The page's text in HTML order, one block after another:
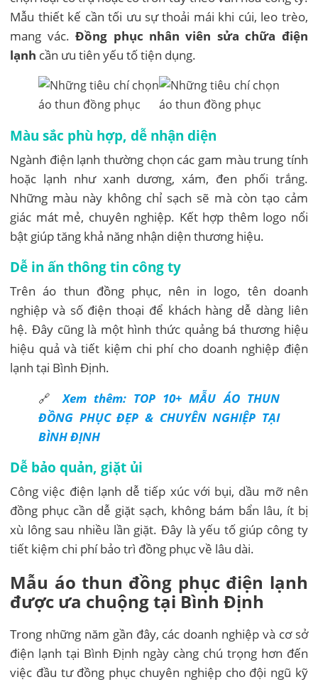
Mẫu thiết kế cần tối ưu sự thoải mái khi cúi, leo trèo,
mang vác.Đồng phục nhân viên sửa chữa điện
lạnh cần ưu tiên yếu tố tiện dụng.
Màu sắc phù hợp, dễ nhận diện
Ngành điện lạnh thường chọn các gam màu trung tính
hoặc lạnh như xanh dương, xám, đen phối trắng.
Những màu này không chỉ sạch sẽ mà còn tạo cảm
giác mát mẻ, chuyên nghiệp. Kết hợp thêm logo nổi
bật giúp tăng khả năng nhận diện thương hiệu.
Dễ in ấn thông tin công ty
Trên áo thun đồng phục, nên in logo, tên doanh
nghiệp và số điện thoại để khách hàng dễ dàng liên
hệ. Đây cũng là một hình thức quảng bá thương hiệu
hiệu quả và tiết kiệm chi phí cho doanh nghiệp điện
lạnh tại Bình Định.
🔗Xem thêm: TOP 10+ MẪU ÁO THUN
ĐỒNG PHỤC ĐẸP & CHUYÊN NGHIỆP TẠI
BÌNH ĐỊNH
Dễ bảo quản, giặt ủi
Công việc điện lạnh dễ tiếp xúc với bụi, dầu mỡ nên
đồng phục cần dễ giặt sạch, không bám bẩn lâu, ít bị
xù lông sau nhiều lần giặt. Đây là yếu tố giúp công ty
tiết kiệm chi phí bảo trì đồng phục về lâu dài.
Mẫu áo thun đồng phục điện lạnh
được ưa chuộng tại Bình Định
Trong những năm gần đây, các doanh nghiệp và cơ sở
điện lạnh tại Bình Định ngày càng chú trọng hơn đến
việc đầu tư đồng phục chuyên nghiệp cho đội ngũ kỹ